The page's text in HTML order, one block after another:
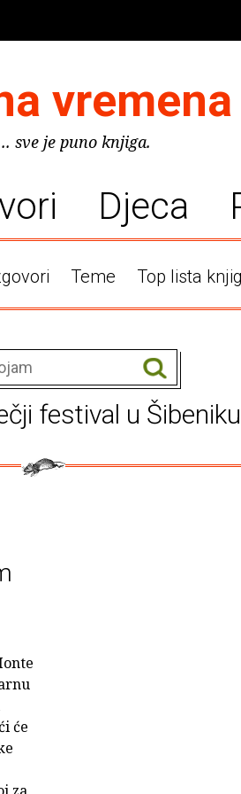
vremena
sve je puno knjiga.
Djeca
Teme Top lista
festival u
će